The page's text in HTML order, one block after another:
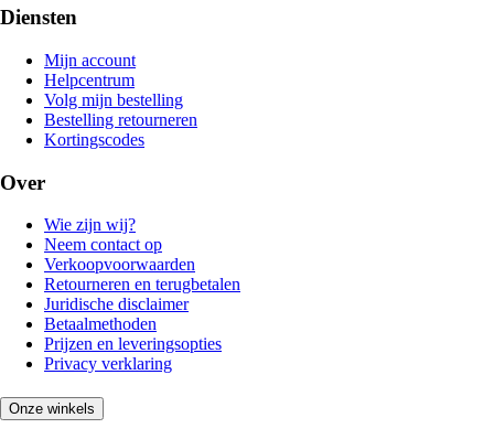
Diensten
Mijn account
Helpcentrum
Volg mijn bestelling
Bestelling retourneren
Kortingscodes
Over
Wie zijn wij?
Neem contact op
Verkoopvoorwaarden
Retourneren en terugbetalen
Juridische disclaimer
Betaalmethoden
Prijzen en leveringsopties
Privacy verklaring
Onze winkels